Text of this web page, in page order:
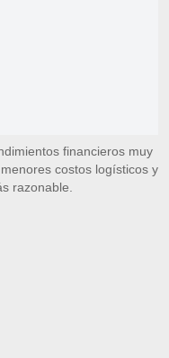
financieros muy
costos logísticos y
razonable.